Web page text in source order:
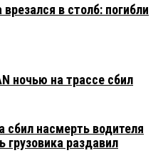
в столб: погибли
ночью на трассе сбил
сбил насмерть водителя
раздавил